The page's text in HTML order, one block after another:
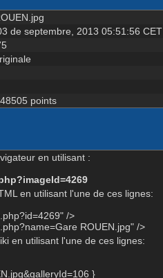
de septembre, 2013 05:51:56 CET
en utilisant :
en utilisant l'une de ces lignes:
/>
ROUEN.jpg" />
en utilisant l'une de ces lignes:
}